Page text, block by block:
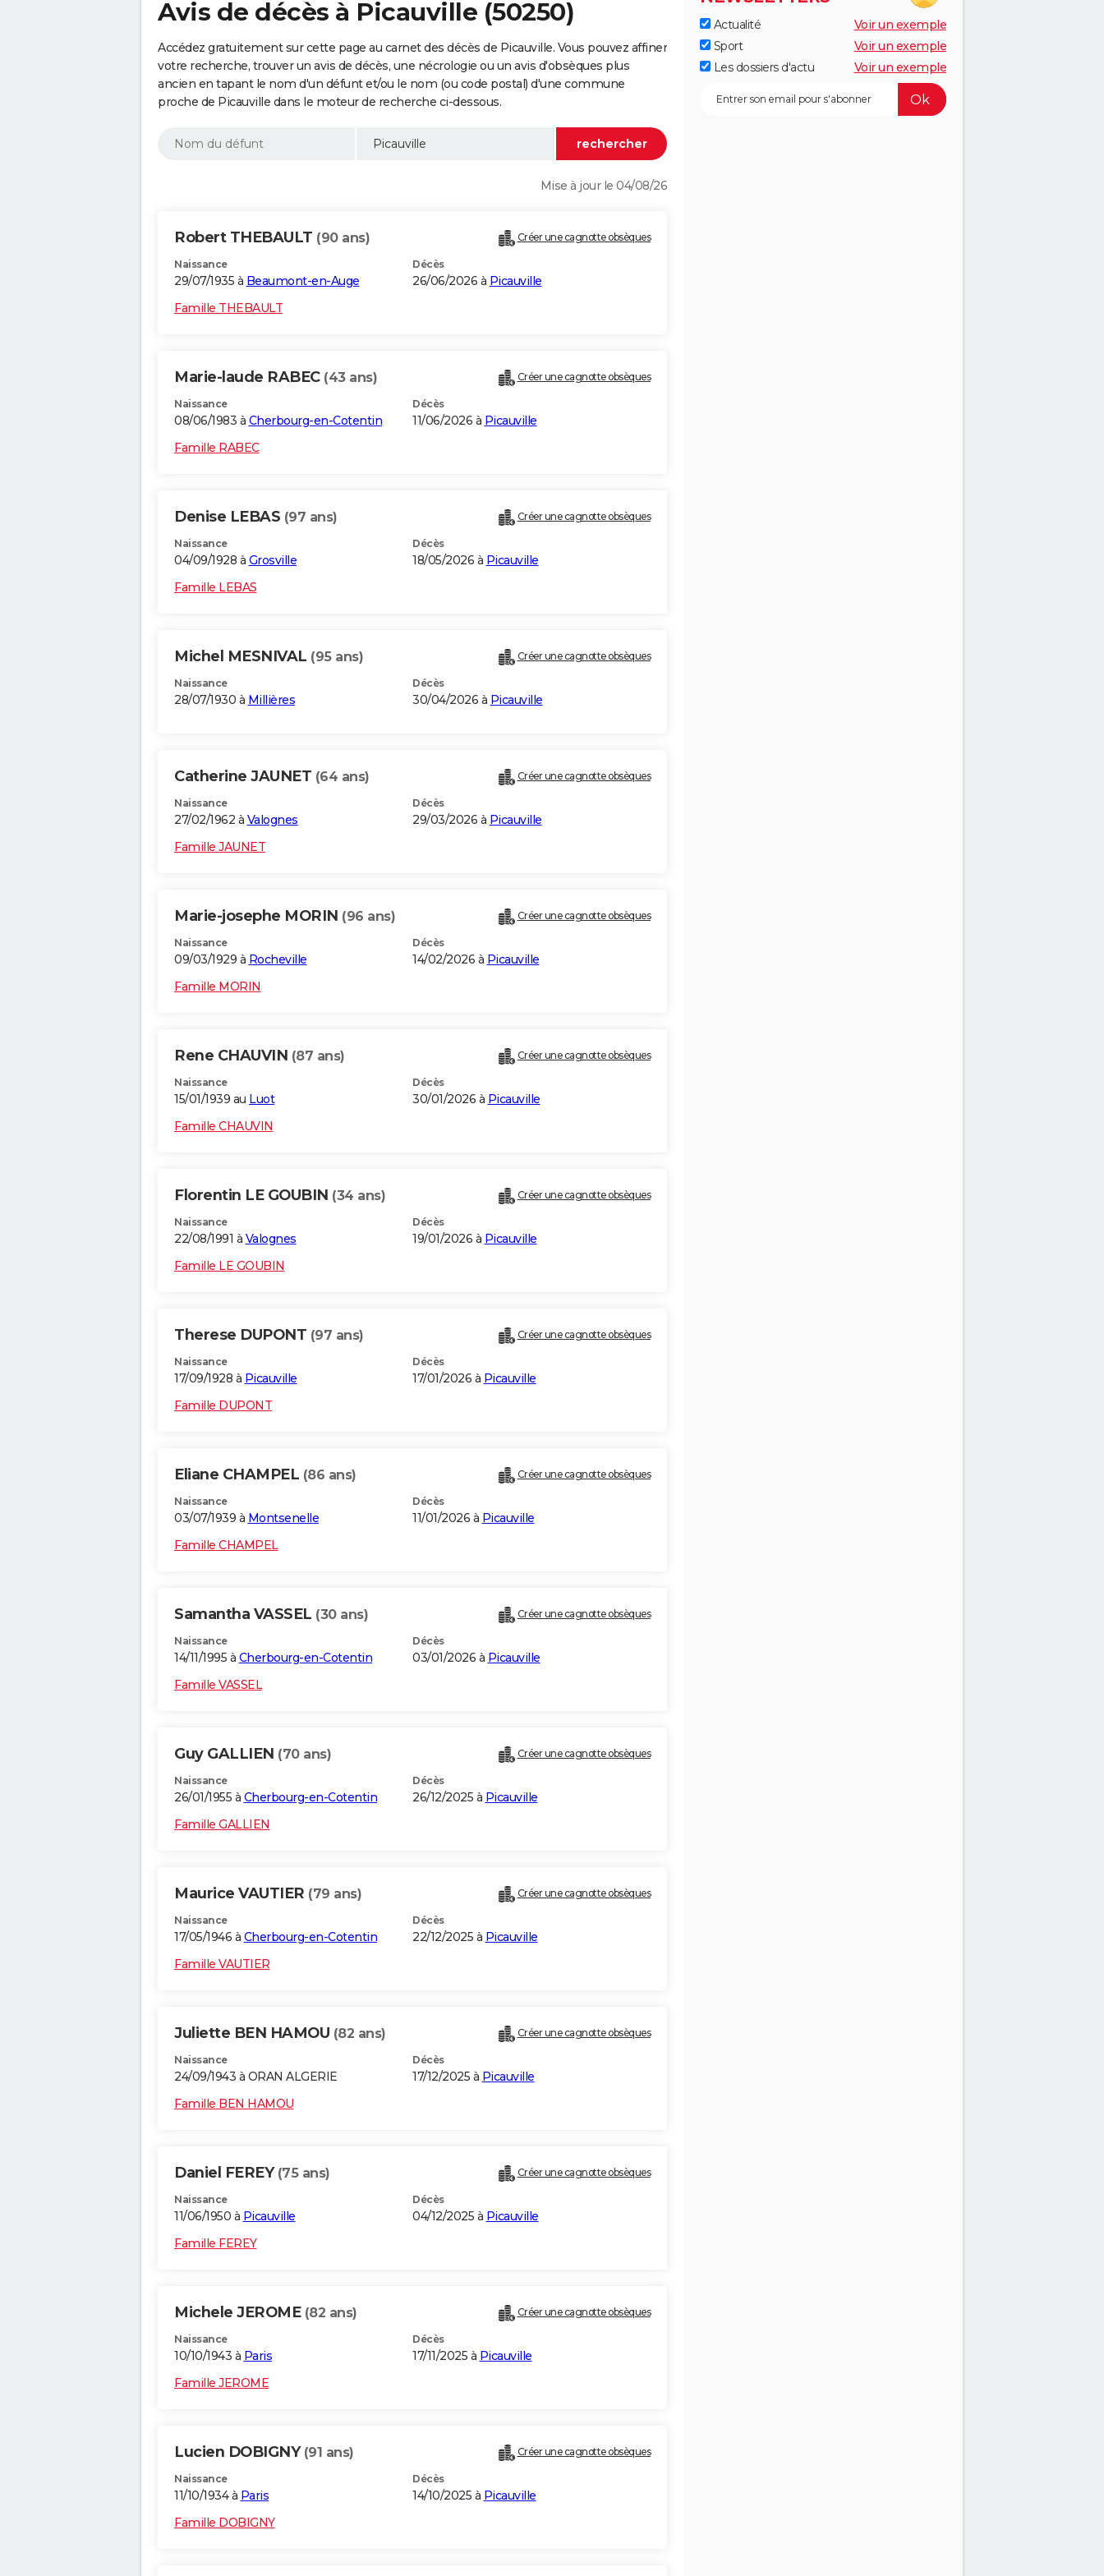
Avis de décès à Picauville (50250)
Accédez gratuitement sur cette page au carnet des décès de Picauville. Vous pouvez affiner
votre recherche, trouver un avis de décès, une nécrologie ou un avis d'obsèques plus
ancien en tapant le nom d'un défunt et/ou le nom (ou code postal) d'une commune
proche de Picauville dans le moteur de recherche ci-dessous.
Mise à jour le 04/08/26
Robert THEBAULT (90 ans) Créer une cagnotte obsèques
Naissance
29/07/1935 à Beaumont-en-Auge
Décès
26/06/2026 à Picauville
Famille THEBAULT
Marie-laude RABEC (43 ans) Créer une cagnotte obsèques
Naissance
08/06/1983 à Cherbourg-en-Cotentin
Décès
11/06/2026 à Picauville
Famille RABEC
Denise LEBAS (97 ans) Créer une cagnotte obsèques
Naissance
04/09/1928 à Grosville
Décès
18/05/2026 à Picauville
Famille LEBAS
Michel MESNIVAL (95 ans) Créer une cagnotte obsèques
Naissance
28/07/1930 à Millières
Décès
30/04/2026 à Picauville
Catherine JAUNET (64 ans) Créer une cagnotte obsèques
Naissance
27/02/1962 à Valognes
Décès
29/03/2026 à Picauville
Famille JAUNET
Marie-josephe MORIN (96 ans) Créer une cagnotte obsèques
Naissance
09/03/1929 à Rocheville
Décès
14/02/2026 à Picauville
Famille MORIN
Rene CHAUVIN (87 ans) Créer une cagnotte obsèques
Naissance
15/01/1939 au Luot
Décès
30/01/2026 à Picauville
Famille CHAUVIN
Florentin LE GOUBIN (34 ans) Créer une cagnotte obsèques
Naissance
22/08/1991 à Valognes
Décès
19/01/2026 à Picauville
Famille LE GOUBIN
Therese DUPONT (97 ans) Créer une cagnotte obsèques
Naissance
17/09/1928 à Picauville
Décès
17/01/2026 à Picauville
Famille DUPONT
Eliane CHAMPEL (86 ans) Créer une cagnotte obsèques
Naissance
03/07/1939 à Montsenelle
Décès
11/01/2026 à Picauville
Famille CHAMPEL
Samantha VASSEL (30 ans) Créer une cagnotte obsèques
Naissance
14/11/1995 à Cherbourg-en-Cotentin
Décès
03/01/2026 à Picauville
Famille VASSEL
Guy GALLIEN (70 ans) Créer une cagnotte obsèques
Naissance
26/01/1955 à Cherbourg-en-Cotentin
Décès
26/12/2025 à Picauville
Famille GALLIEN
Maurice VAUTIER (79 ans) Créer une cagnotte obsèques
Naissance
17/05/1946 à Cherbourg-en-Cotentin
Décès
22/12/2025 à Picauville
Famille VAUTIER
Juliette BEN HAMOU (82 ans) Créer une cagnotte obsèques
Naissance
24/09/1943 à ORAN ALGERIE
Décès
17/12/2025 à Picauville
Famille BEN HAMOU
Daniel FEREY (75 ans) Créer une cagnotte obsèques
Naissance
11/06/1950 à Picauville
Décès
04/12/2025 à Picauville
Famille FEREY
Michele JEROME (82 ans) Créer une cagnotte obsèques
Naissance
10/10/1943 à Paris
Décès
17/11/2025 à Picauville
Famille JEROME
Lucien DOBIGNY (91 ans) Créer une cagnotte obsèques
Naissance
11/10/1934 à Paris
Décès
14/10/2025 à Picauville
Famille DOBIGNY
Actualité
Voir un exemple
Sport
Voir un exemple
Les dossiers d'actu
Voir un exemple